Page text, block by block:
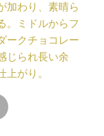
加わり、素晴ら
。ミドルからフ
ークチョコレー
じられ長い余
がり。